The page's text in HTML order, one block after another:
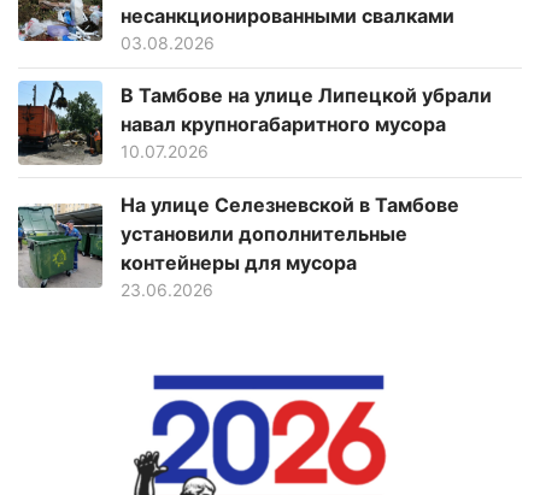
несанкционированными свалками
03.08.2026
В Тамбове на улице Липецкой убрали
навал крупногабаритного мусора
10.07.2026
На улице Селезневской в Тамбове
установили дополнительные
контейнеры для мусора
23.06.2026